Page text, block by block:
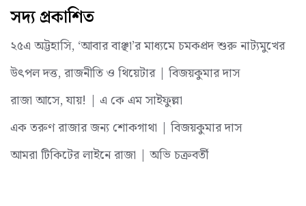
সদ্য প্রকাশিত
২৫এ অট্টহাসি, ‘আবার বাঞ্ছা’র মাধ্যমে চমকপ্রদ শুরু নাট্যমুখের
উৎপল দত্ত, রাজনীতি ও থিয়েটার | বিজয়কুমার দাস
রাজা আসে, যায়! | এ কে এম সাইফুল্লা
এক তরুণ রাজার জন্য শোকগাথা | বিজয়কুমার দাস
আমরা টিকিটের লাইনে রাজা | অভি চক্রবর্তী